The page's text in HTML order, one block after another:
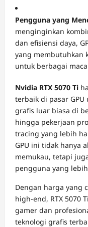
Pengguna yang
menginginkan
dan efisiensi daya,
yang membutuhkan
untuk berbagai
Nvidia RTX 5070 Ti
terbaik di pasar
grafis luar biasa di
hingga pekerjaan
tracing yang lebih
GPU ini tidak hanya
memukau, tetapi
pengguna yang
Dengan harga yang
high-end, RTX 5070
gamer dan
teknologi grafis